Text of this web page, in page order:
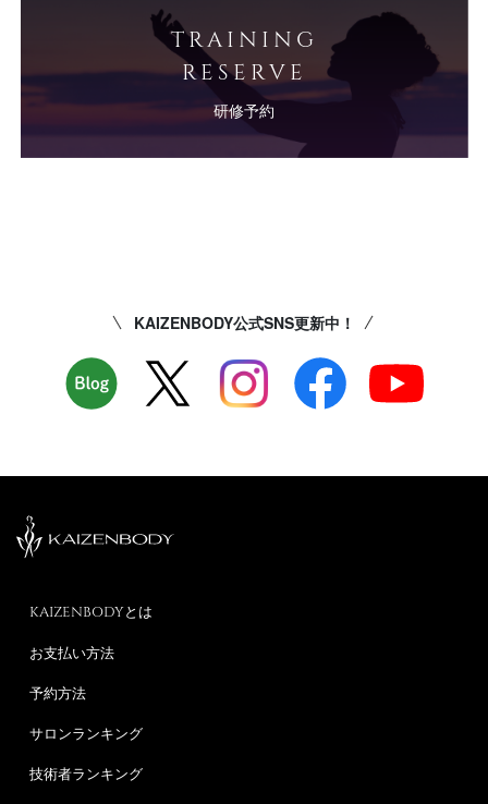
TRAINING
RESERVE
研修予約
KAIZENBODY公式SNS更新中！
KAIZENBODYとは
お支払い方法
予約方法
サロンランキング
技術者ランキング